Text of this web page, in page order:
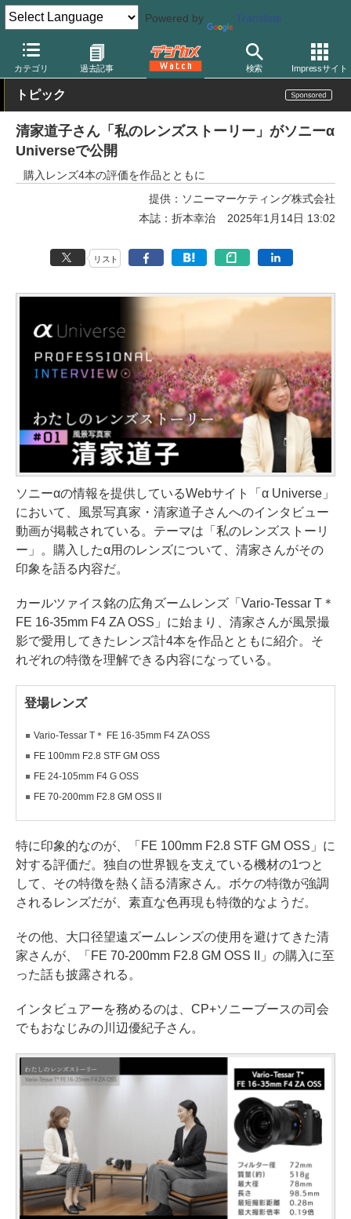
Powered by Translate
カテゴリ 過去記事 検索 Impressサイト
デジカメ Watch レンズ 交換レンズ ソニー
トピック
清家道子さん「私のレンズストーリー」がソニーα
Universeで公開
購入レンズ4本の評価を作品とともに
提供： ソニーマーケティング株式会社
本誌：折本幸治
2025年1月14日 13:02
リスト
ソニーαの情報を提供しているWebサイト「α Universe」
において、風景写真家・清家道子さんへのインタビュー
動画が掲載されている。テーマは「私のレンズストーリ
ー」。購入したα用のレンズについて、清家さんがその
印象を語る内容だ。
カールツァイス銘の広角ズームレンズ「Vario-Tessar T＊
FE 16-35mm F4 ZA OSS」に始まり、清家さんが風景撮
影で愛用してきたレンズ計4本を作品とともに紹介。そ
れぞれの特徴を理解できる内容になっている。
登場レンズ
Vario-Tessar T＊ FE 16-35mm F4 ZA OSS
FE 100mm F2.8 STF GM OSS
FE 24-105mm F4 G OSS
FE 70-200mm F2.8 GM OSS II
特に印象的なのが、「FE 100mm F2.8 STF GM OSS」に
対する評価だ。独自の世界観を支えている機材の1つと
して、その特徴を熱く語る清家さん。ボケの特徴が強調
されるレンズだが、素直な色再現も特徴的なようだ。
その他、大口径望遠ズームレンズの使用を避けてきた清
家さんが、「FE 70-200mm F2.8 GM OSS II」の購入に至
った話も披露される。
インタビュアーを務めるのは、CP+ソニーブースの司会
でもおなじみの川辺優紀子さん。